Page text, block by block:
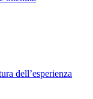
dell’esperienza